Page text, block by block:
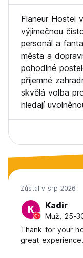
Flaneur Hostel
výjimečnou
personál a
města a
pohodlné
příjemné
skvělá volba
hledají
Zůstal v srp 2026
K Kadir
Muž, 25-
Thank for your
great experience.